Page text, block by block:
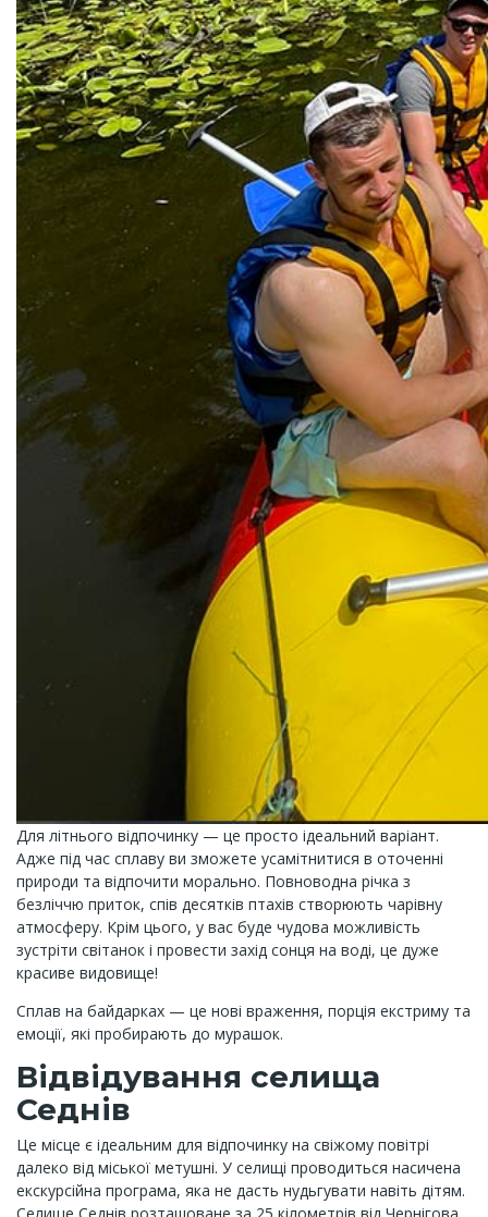
Для літнього відпочинку — це просто ідеальний варіант.
Адже під час сплаву ви зможете усамітнитися в оточенні
природи та відпочити морально. Повноводна річка з
безліччю приток, спів десятків птахів створюють чарівну
атмосферу. Крім цього, у вас буде чудова можливість
зустріти світанок і провести захід сонця на воді, це дуже
красиве видовище!
Сплав на байдарках — це нові враження, порція екстриму та
емоції, які пробирають до мурашок.
Відвідування селища
Седнів
Це місце є ідеальним для відпочинку на свіжому повітрі
далеко від міської метушні. У селищі проводиться насичена
екскурсійна програма, яка не дасть нудьгувати навіть дітям.